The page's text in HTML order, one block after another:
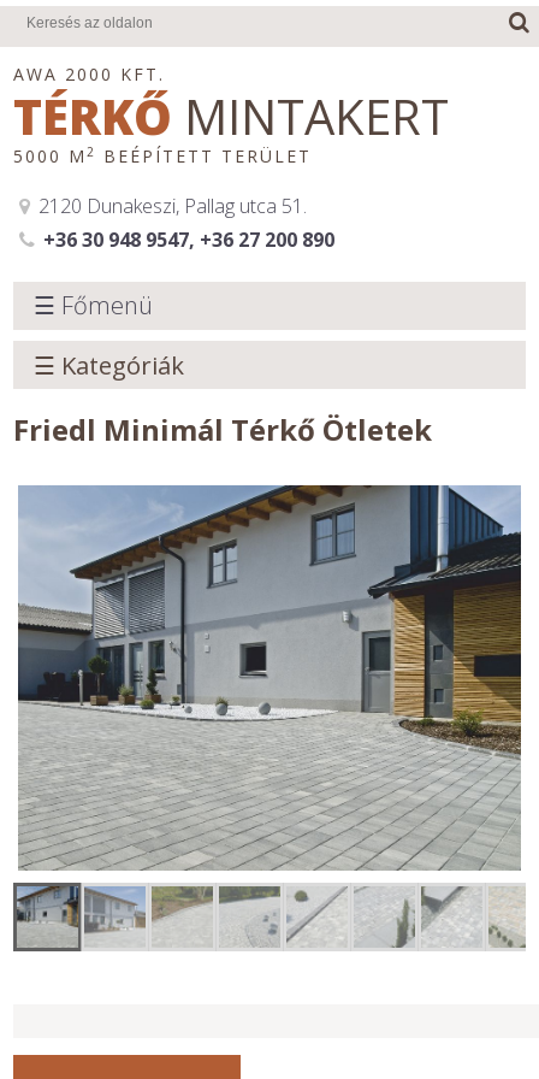
AWA 2000 KFT.
TÉRKŐ MINTAKERT
5000 M2 BEÉPÍTETT TERÜLET
2120 Dunakeszi, Pallag utca 51.
+36 30 948 9547, +36 27 200 890
☰ Főmenü
☰ Kategóriák
Friedl Minimál Térkő Ötletek